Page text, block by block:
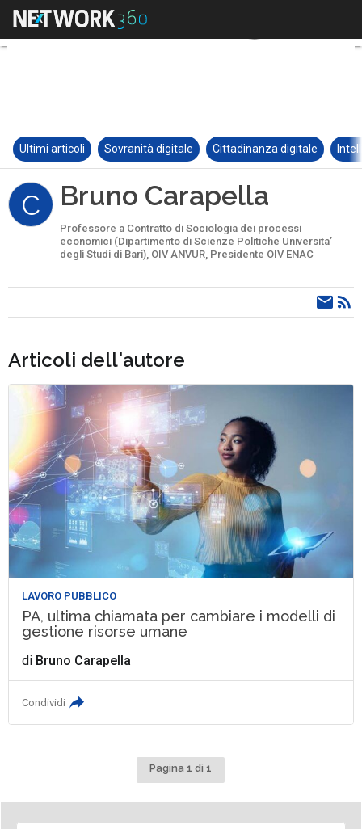
Ultimi articoli Sovranità digitale Cittadinanza digitale
C Bruno Carapella
Professore a Contratto di Sociologia dei processi
economici (Dipartimento di Scienze Politiche Universita’
degli Studi di Bari), OIV ANVUR, Presidente OIV ENAC
Articoli dell'autore
LAVORO PUBBLICO
PA, ultima chiamata per cambiare i modelli di
gestione risorse umane
di Bruno Carapella
Condividi
Pagina 1 di 1